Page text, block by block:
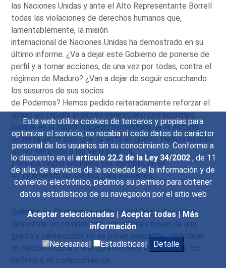
Esta web utiliza cookies de terceros y propias para
optimizar el servicio, no recaba ni cede datos de carácter
personal de los usuarios sin su conocimiento. Conforme a
lo dispuesto en el artículo 22.2 de la Ley 34/2002 , de 11
de julio, de servicios de la sociedad de la información y de
comercio electrónico, pedimos su permiso para obtener
datos estadísticos de su navegación por el sitio web
Aceptar seleccionadas|Aceptar todas|Más
información
Necesarias|
Estadísticas| Detalle
las Naciones Unidas y ante el Alto Representante Borrell
todas las violaciones de derechos humanos que,
lamentablemente, la misión
internacional de Naciones Unidas ha demostrado en su
último informe. ¿Va a dejar este Gobierno de ponerse de
perfil y a tomar acciones, de una vez por todas, contra el
régimen de Maduro? ¿Van a dejar de seguir escuchando
los susurros de sus socios
de Podemos? Hemos pedido reiteradamente reforzar el
apoyo en España al éxodo venezolano con acciones,
porque es la mayor tragedia humanitaria de la historia
reciente en un país que no está en guerra. Hemos pedido
apoyo temporal a los venezolanos,
y hemos hecho acciones, por ejemplo, en el
Ayuntamiento de Madrid, para ayudarles.
Señores de Podemos y señores del Grupo Socialista,
demostrar un compromiso con quienes huyen de una
guerra y persecución no es poner pancartas, sino hacer
un cambio radical y real para millones de personas. En
definitiva, el compromiso de